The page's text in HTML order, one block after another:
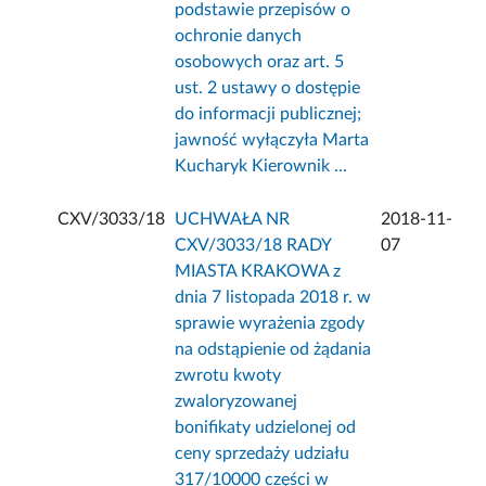
podstawie przepisów o
ochronie danych
osobowych oraz art. 5
ust. 2 ustawy o dostępie
do informacji publicznej;
jawność wyłączyła Marta
Kucharyk Kierownik ...
CXV/3033/18
UCHWAŁA NR
CXV/3033/18 RADY
MIASTA KRAKOWA z
dnia 7 listopada 2018 r. w
sprawie wyrażenia zgody
na odstąpienie od żądania
zwrotu kwoty
zwaloryzowanej
bonifikaty udzielonej od
ceny sprzedaży udziału
317/10000 części w
2018-11-
07